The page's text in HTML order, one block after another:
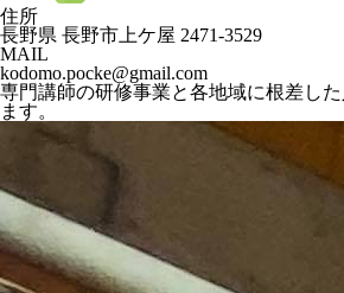
住所
長野県 長野市上ケ屋 2471-3529
MAIL
kodomo.pocke@gmail.com
専門講師の研修事業と各地域に根差し
ます。